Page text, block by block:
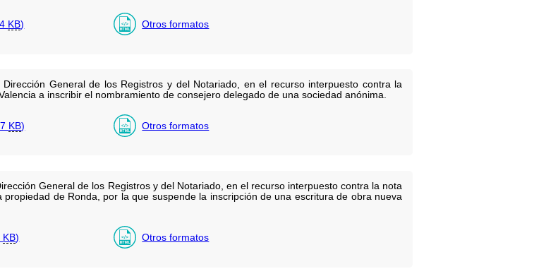
KB) Otros formatos
General de los Registros y del Notariado, en el recurso interpuesto contra la
a inscribir el nombramiento de consejero delegado de una sociedad anónima.
KB) Otros formatos
General de los Registros y del Notariado, en el recurso interpuesto contra la nota
de Ronda, por la que suspende la inscripción de una escritura de obra nueva
KB) Otros formatos